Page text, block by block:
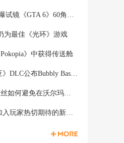
《GTA 5》演员自曝试镜《GTA 6》60角色均未获回复
为最佳《光环》游戏
》中获得传送舱
《宝可梦 宝可比亚》DLC公布Bubbly Basin Habitat Dex列表
《宝可梦TCG》粉丝如何避免在沃尔玛周三被“烤”
Xbox Insider更新加入玩家热切期待的新功能